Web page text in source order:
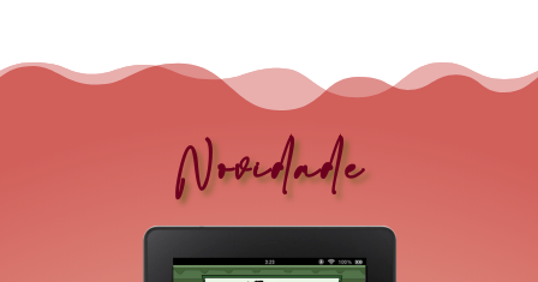
Novidade